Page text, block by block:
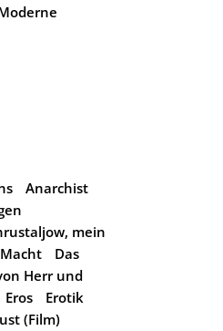
Anarchist
mein
Das
Herr und
Eros
Erotik
(Film)